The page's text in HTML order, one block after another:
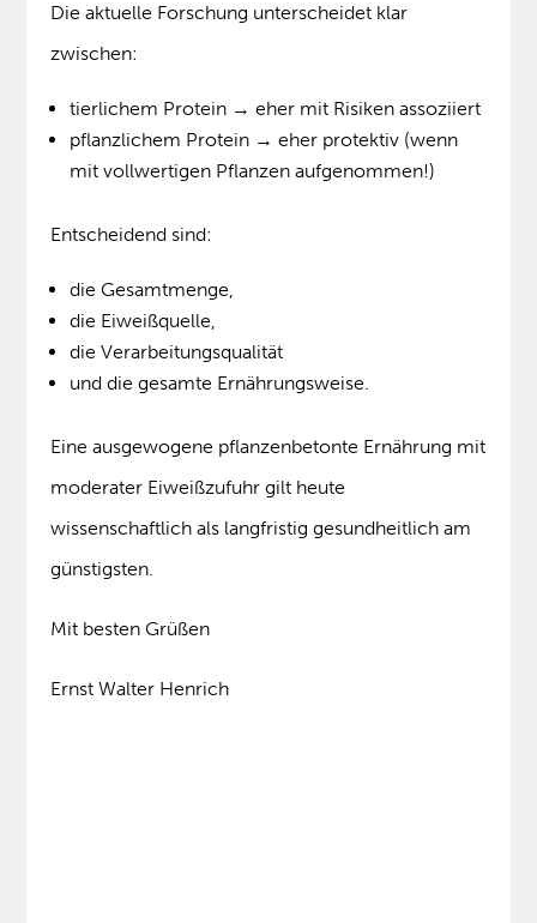
Die aktuelle Forschung unterscheidet klar
zwischen:
tierlichem Protein → eher mit Risiken assoziiert
pflanzlichem Protein → eher protektiv (wenn
mit vollwertigen Pflanzen aufgenommen!)
Entscheidend sind:
die Gesamtmenge,
die Eiweißquelle,
die Verarbeitungsqualität
und die gesamte Ernährungsweise.
Eine ausgewogene pflanzenbetonte Ernährung mit
moderater Eiweißzufuhr gilt heute
wissenschaftlich als langfristig gesundheitlich am
günstigsten.
Mit besten Grüßen
Ernst Walter Henrich